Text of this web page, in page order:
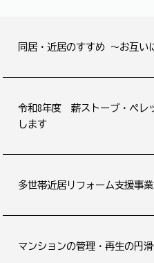
同居・近居のすすめ ～お互い
令和8年度 薪ストーブ・ペレ
します
多世帯近居リフォーム支援事業
マンションの管理・再生の円